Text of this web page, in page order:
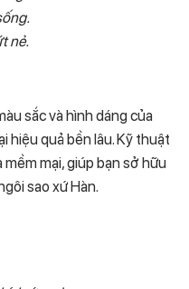
nẻ.
sắc và hình dáng của
hiệu quả bền lâu. Kỹ thuật
mại, giúp bạn sở hữu
sao xứ Hàn.